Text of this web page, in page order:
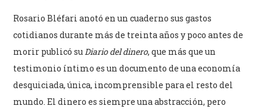
Rosario Bléfari anotó en un cuaderno sus gastos
cotidianos durante más de treinta años y poco antes de
morir publicó suDiario del dinero, que más que un
testimonio íntimo es un documento de una economía
desquiciada, única, incomprensible para el resto del
mundo. El dinero es siempre una abstracción, pero